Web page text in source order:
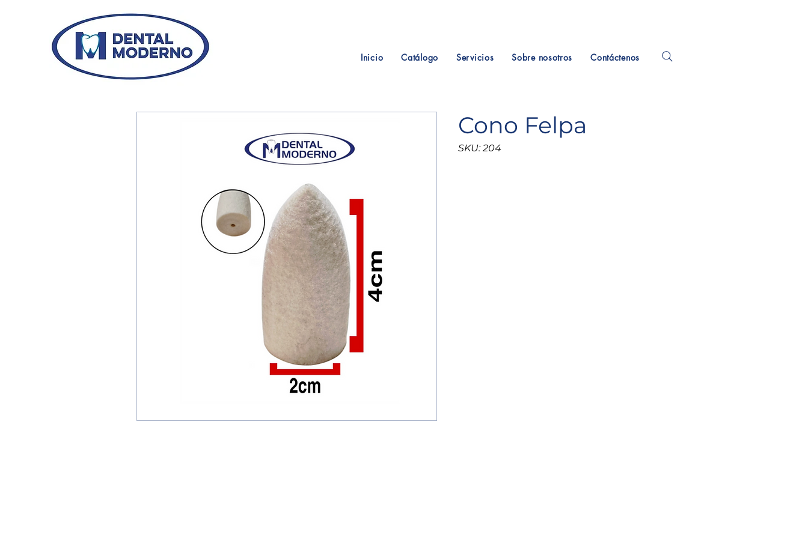
Inicio Catálogo Servicios Sobre nosotros Contáctenos
Cono Felpa
SKU: 204